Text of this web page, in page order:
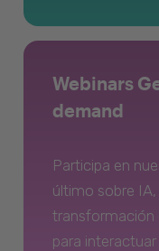
Webinars
demand
Participa en
último sobre
transformación
para